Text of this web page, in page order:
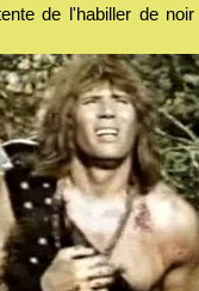
de l'habiller de